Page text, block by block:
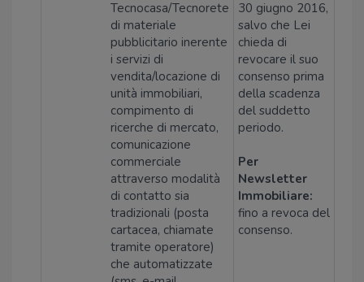
Tecnocasa/Tecnorete
di materiale
pubblicitario inerente
i servizi di
vendita/locazione di
unità immobiliari,
compimento di
ricerche di mercato,
comunicazione
commerciale
attraverso modalità
di contatto sia
tradizionali (posta
cartacea, chiamate
tramite operatore)
che automatizzate
30 giugno 2016,
salvo che Lei
chieda di
revocare il suo
consenso prima
della scadenza
del suddetto
periodo.
Per
Newsletter
Immobiliare:
fino a revoca del
consenso.